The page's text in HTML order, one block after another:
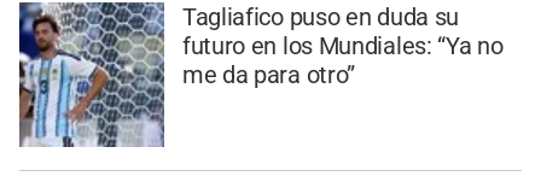
Tagliafico puso en duda su
futuro en los Mundiales: “Ya no
me da para otro”